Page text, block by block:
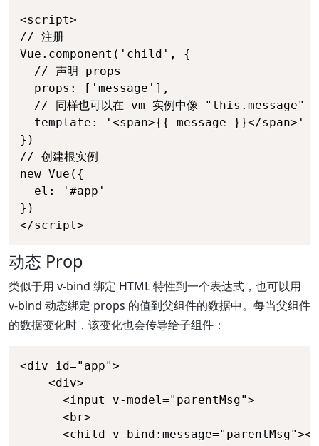
<script>
// 注册
Vue.component('child', {
  // 声明 props
  props: ['message'],
// 同样也可以在 vm 实例中像 "this.message"
  template: '<span>{{ message }}</span>'
})
// 创建根实例
new Vue({
  el: '#app'
})
</script>
动态 Prop
类似于用 v-bind 绑定 HTML 特性到一个表达式，也可以用
v-bind 动态绑定 props 的值到父组件的数据中。每当父组件
的数据变化时，该变化也会传导给子组件：
<div id="app">
    <div>
      <input v-model="parentMsg">
      <br>
<child v-